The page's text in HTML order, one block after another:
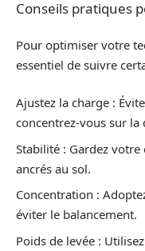
Conseils pratiques
Pour optimiser votre
essentiel de suivre
Ajustez la charge :
concentrez-vous sur
Stabilité : Gardez
ancrés au sol.
Concentration :
éviter le balancement.
Poids de levée :